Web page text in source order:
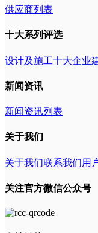
供应商列表
十大系列评选
设计及施工十大企业
新闻资讯
新闻资讯列表
关于我们
关于我们联系我们用
关注官方微信公众号